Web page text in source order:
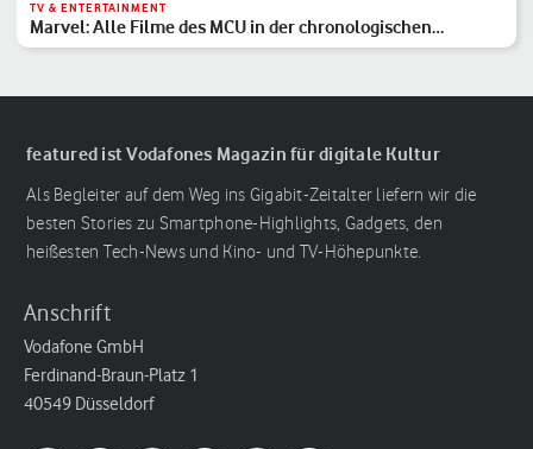
TV & ENTERTAINMENT
Marvel: Alle Filme des MCU in der chronologischen
Reihenfolge
featured ist Vodafones Magazin für digitale Kultur
Als Begleiter auf dem Weg ins Gigabit-Zeitalter liefern wir die
besten Stories zu Smartphone-Highlights, Gadgets, den
heißesten Tech-News und Kino- und TV-Höhepunkte.
Anschrift
Vodafone GmbH
Ferdinand-Braun-Platz 1
40549 Düsseldorf